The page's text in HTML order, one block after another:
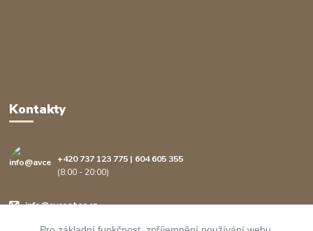
Kontakty
+420 737 123 775 | 604 605 355
(8:00 - 20:00)
info@avcenter.cz